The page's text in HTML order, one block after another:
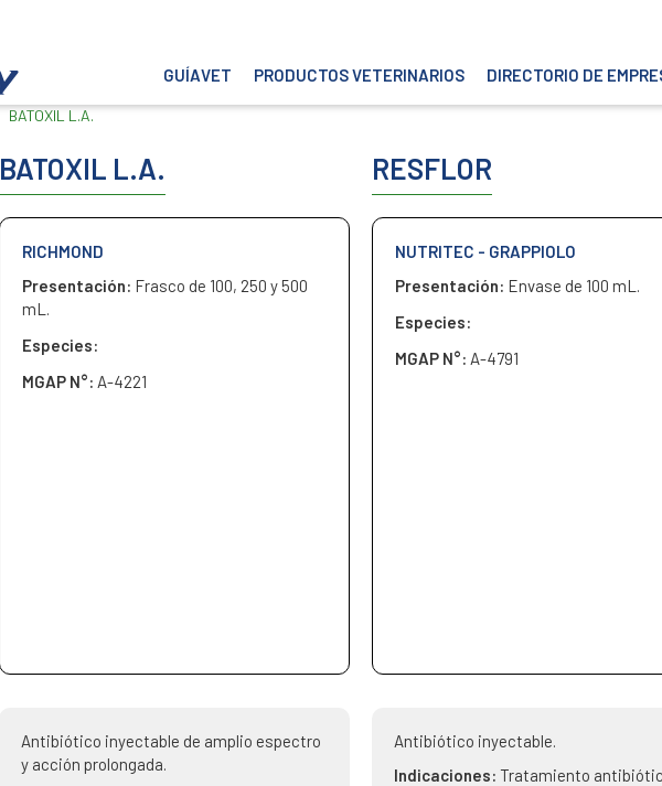
GUÍAVET PRODUCTOS VETERINARIOS DIRECTORIO DE
BATOXIL L.A.
BATOXIL L.A.
RICHMOND
Presentación: Frasco de 100, 250 y 500
mL.
Especies:
MGAP N°: A-4221
Antibiótico inyectable de amplio espectro
y acción prolongada.
RESFLOR
NUTRITEC - GRAPPIOLO
Presentación: Envase de 100 mL.
Especies:
MGAP N°: A-4791
Antibiótico inyectable.
Indicaciones: Tratamiento